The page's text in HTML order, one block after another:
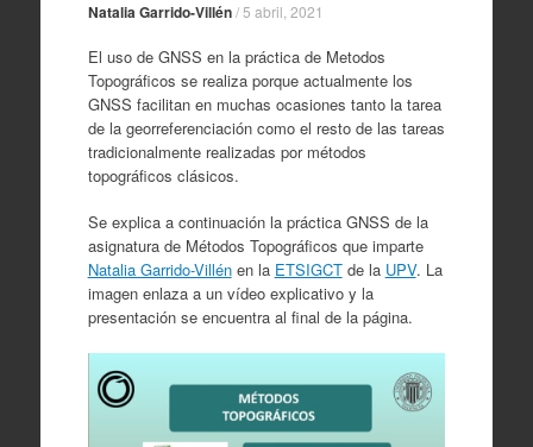
Natalia Garrido-Villén/ 5 abril, 2021
El uso de GNSS en la práctica de Metodos
Topográficos se realiza porque actualmente los
GNSS facilitan en muchas ocasiones tanto la tarea
de la georreferenciación como el resto de las tareas
tradicionalmente realizadas por métodos
topográficos clásicos.
Se explica a continuación la práctica GNSS de la
asignatura de Métodos Topográficos que imparte
Natalia Garrido-Villénen la ETSIGCTde la UPV. La
imagen enlaza a un vídeo explicativo y la
presentación se encuentra al final de la página.